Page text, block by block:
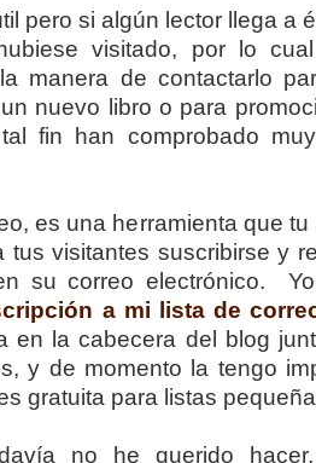
pero si algún lector llega a
visitado, por lo
manera de contactarlo
nuevo libro o para
fin han comprobado
es una herramienta que
tus visitantes suscribirse y
su correo electrónico.
a mi lista de
en la cabecera del blog
y de momento la tengo
gratuita para listas
no he querido